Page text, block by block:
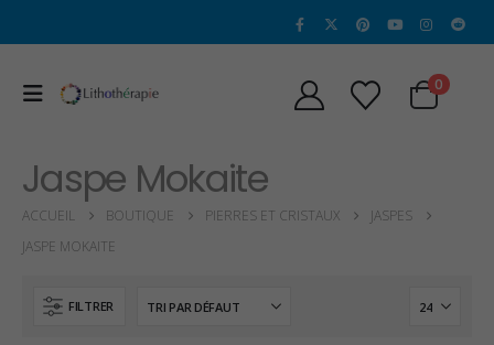
0
Jaspe Mokaite
ACCUEIL BOUTIQUE PIERRES ET CRISTAUX
JASPES
JASPE MOKAITE
FILTRER